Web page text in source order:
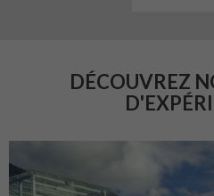
DÉCOUVREZ